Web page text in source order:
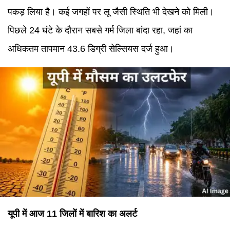
पकड़ लिया है। कई जगहों पर लू जैसी स्थिति भी देखने को मिली।
पिछले 24 घंटे के दौरान सबसे गर्म जिला बांदा रहा, जहां का
अधिकतम तापमान 43.6 डिग्री सेल्सियस दर्ज हुआ।
यूपी में आज 11 जिलों में बारिश का अलर्ट